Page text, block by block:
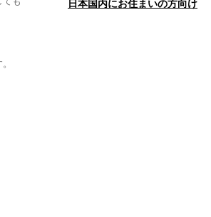
日本国内にお住まいの方向け